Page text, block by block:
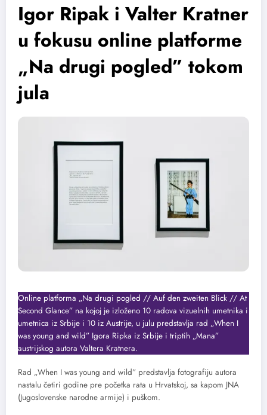
Igor Ripak i Valter Kratner
u fokusu online platforme
„Na drugi pogled” tokom
jula
Online platforma „Na drugi pogled // Auf den zweiten Blick // At
Second Glance” na kojoj je izloženo 10 radova vizuelnih umetnika i
umetnica iz Srbije i 10 iz Austrije, u julu predstavlja rad „When I
was young and wild” Igora Ripka iz Srbije i triptih „Mana”
austrijskog autora Valtera Kratnera.
Rad „When I was young and wild” predstavlja fotografiju autora
nastalu četiri godine pre početka rata u Hrvatskoj, sa kapom JNA
(Jugoslovenske narodne armije) i puškom.